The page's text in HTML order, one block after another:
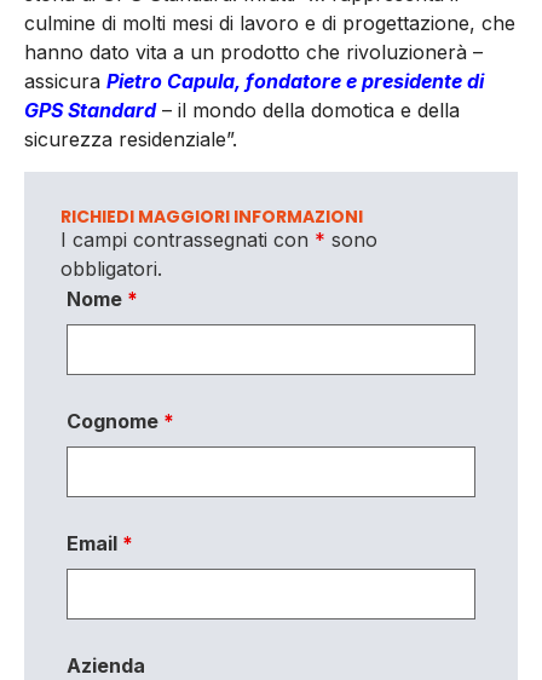
culmine di molti mesi di lavoro e di progettazione, che
hanno dato vita a un prodotto che rivoluzionerà –
assicura Pietro Capula, fondatore e presidente di
GPS Standard– il mondo della domotica e della
sicurezza residenziale”.
RICHIEDI MAGGIORI INFORMAZIONI
I campi contrassegnati con * sono
obbligatori.
Nome *
Cognome *
Email *
Azienda